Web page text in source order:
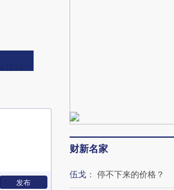
发布
财新名家
伍戈 ： 停不下来的价格？